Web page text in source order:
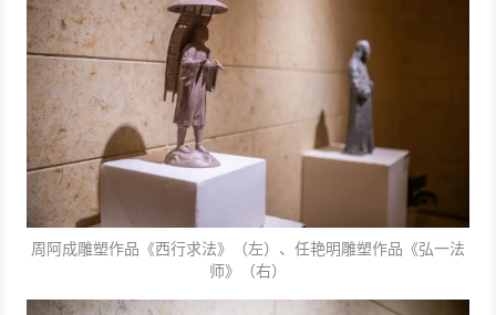
周阿成雕塑作品《西行求法》（左）、任艳明雕塑作品《弘一法
师》（右）